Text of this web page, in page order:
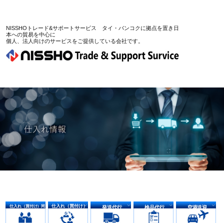
ン
テ
ツ
へ
キ
NISSHOトレード&サポートサービス タイ・バンコクに拠点を置き日
本への貿易を中心に
個人、法人向けのサービスをご提供している会社です。
仕入れ（買付け）同
行・ガイド
仕入れ（買付け）
代行
発送代行 検品代行 空港送迎